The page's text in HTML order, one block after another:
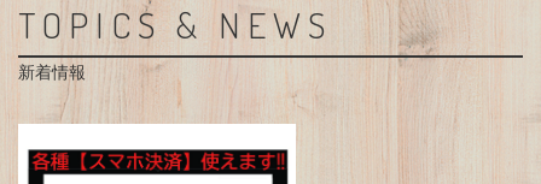
TOPICS & NEWS
新着情報